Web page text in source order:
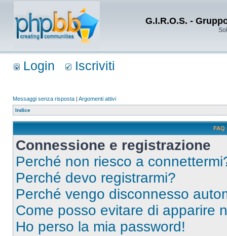
G.I.R.O.S. -
Login Iscriviti
Messaggi senza risposta | Argomenti attivi
Indice
FAQ
Connessione e registrazione
Perché non riesco a
Perché devo registrarmi?
Perché vengo disconnesso
Come posso evitare di apparire
Ho perso la mia password!